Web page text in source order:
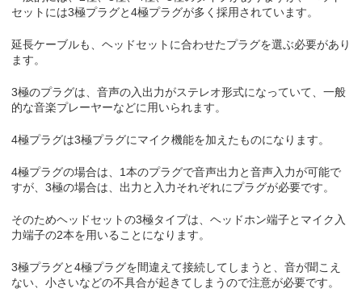
セットには3極プラグと4極プラグが多く採用されています。
延長ケーブルも、ヘッドセットに合わせたプラグを選ぶ必要があり
ます。
3極のプラグは、音声の入出力がステレオ形式になっていて、一般
的な音楽プレーヤーなどに用いられます。
4極プラグは3極プラグにマイク機能を加えたものになります。
4極プラグの場合は、1本のプラグで音声出力と音声入力が可能で
すが、3極の場合は、出力と入力それぞれにプラグが必要です。
そのためヘッドセットの3極タイプは、ヘッドホン端子とマイク入
力端子の2本を用いることになります。
3極プラグと4極プラグを間違えて接続してしまうと、音が聞こえ
ない、小さいなどの不具合が起きてしまうので注意が必要です。